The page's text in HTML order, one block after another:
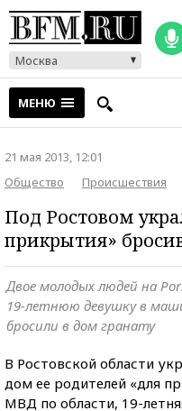
Москва
МЕНЮ
21 мая 2013, 12:01
Общество
Происшествия
Под Ростовом
прикрытия»
Двое молодых людей на
19-летнюю девушку в
бросили в дом гранату
В Ростовской области
дом ее родителей «для
МВД по области, 19-